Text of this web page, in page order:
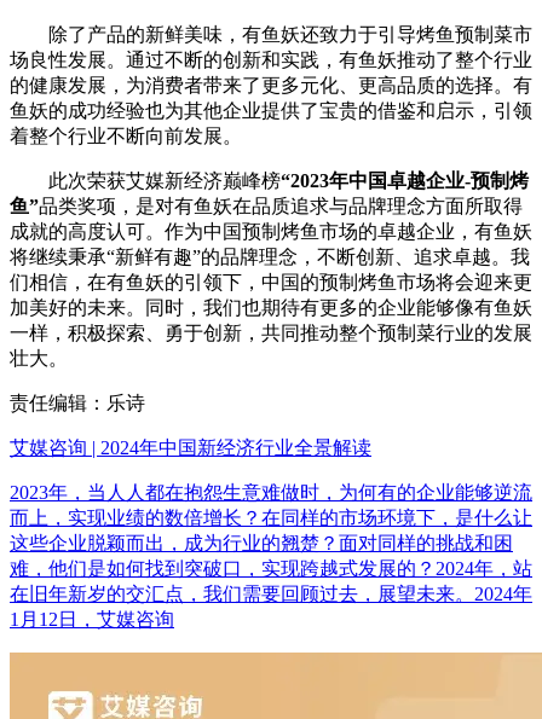
除了产品的新鲜美味，有鱼妖还致力于引导烤鱼预制菜市
场良性发展。通过不断的创新和实践，有鱼妖推动了整个行业
的健康发展，为消费者带来了更多元化、更高品质的选择。有
鱼妖的成功经验也为其他企业提供了宝贵的借鉴和启示，引领
着整个行业不断向前发展。
此次荣获艾媒新经济巅峰榜“2023年中国卓越企业-预制烤
鱼”品类奖项，是对有鱼妖在品质追求与品牌理念方面所取得
成就的高度认可。作为中国预制烤鱼市场的卓越企业，有鱼妖
将继续秉承“新鲜有趣”的品牌理念，不断创新、追求卓越。我
们相信，在有鱼妖的引领下，中国的预制烤鱼市场将会迎来更
加美好的未来。同时，我们也期待有更多的企业能够像有鱼妖
一样，积极探索、勇于创新，共同推动整个预制菜行业的发展
壮大。
责任编辑：乐诗
艾媒咨询 | 2024年中国新经济行业全景解读
2023年，当人人都在抱怨生意难做时，为何有的企业能够逆流
而上，实现业绩的数倍增长？在同样的市场环境下，是什么让
这些企业脱颖而出，成为行业的翘楚？面对同样的挑战和困
难，他们是如何找到突破口，实现跨越式发展的？2024年，站
在旧年新岁的交汇点，我们需要回顾过去，展望未来。2024年
1月12日，艾媒咨询